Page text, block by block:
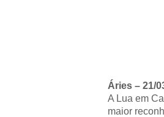
Áries – 21/
A Lua em
maior